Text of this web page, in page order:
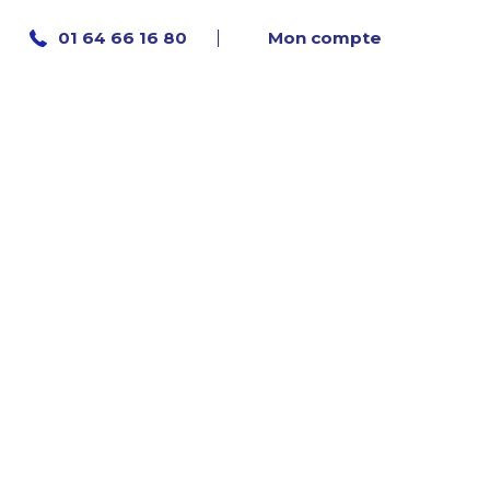
01 64 66 16 80 Mon compte